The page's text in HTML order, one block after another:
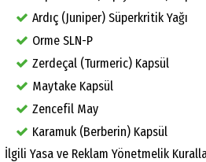
Ardıç (Juniper) Süperkritik Yağı
Orme SLN-P
Zerdeçal (Turmeric) Kapsül
Maytake Kapsül
Zencefil May
Karamuk (Berberin) Kapsül
İlgili Yasa ve Reklam Yönetmelik